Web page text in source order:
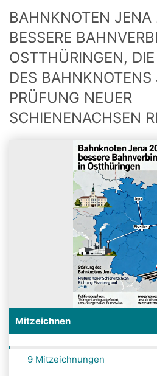
BAHNKNOTEN
BESSERE
OSTTHÜRINGEN,
DES
PRÜFUNG NEUER
SCHIENENACHSEN
Mitzeichnen
9 Mitzeichnungen